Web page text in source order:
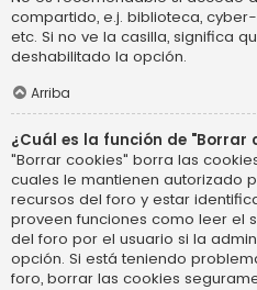
compartido, e.j. biblioteca,
etc. Si no ve la casilla, significa
deshabilitado la opción.
Arriba
¿Cuál es la función de "Borrar
"Borrar cookies" borra las
cuales le mantienen autorizado
recursos del foro y estar
proveen funciones como leer el
del foro por el usuario si la
opción. Si está teniendo
foro, borrar las cookies